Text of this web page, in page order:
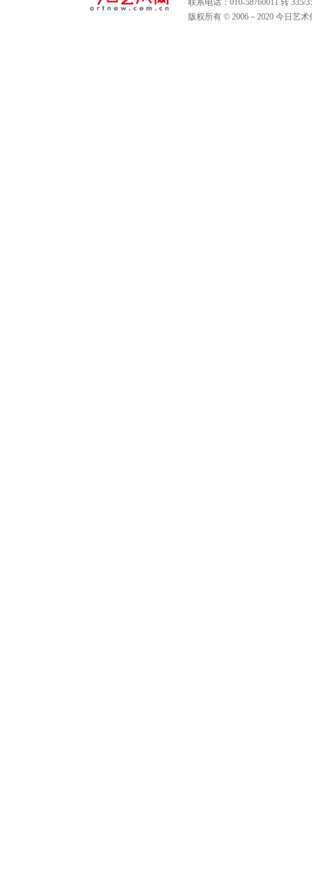
联系电话：010-58760011 转
版权所有 © 2006－2020 今日艺